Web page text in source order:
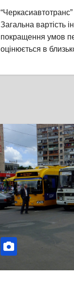
Загальна вартість
покращення умов
оцінюється в